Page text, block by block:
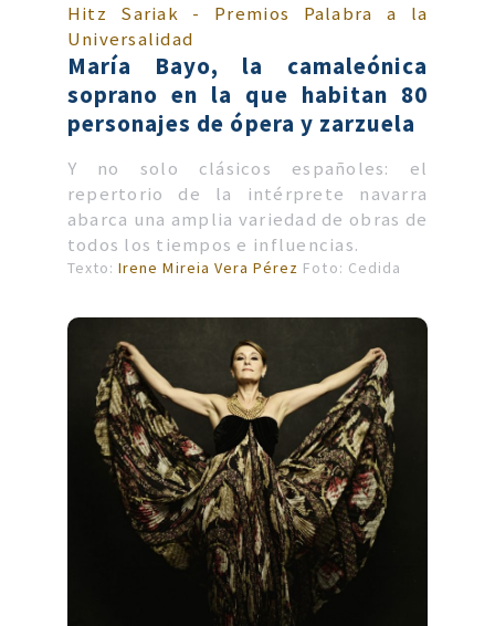
Hitz Sariak - Premios Palabra a la
Universalidad
María Bayo, la camaleónica
soprano en la que habitan 80
personajes de ópera y zarzuela
Y no solo clásicos españoles: el
repertorio de la intérprete navarra
abarca una amplia variedad de obras de
todos los tiempos e influencias.
Texto:Irene Mireia Vera Pérez Foto: Cedida